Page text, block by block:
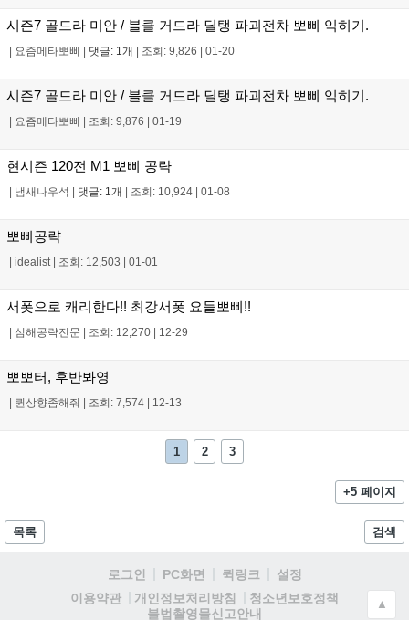
시즌7 골드라 미안 / 블클 거드라 딜탱 파괴전차 뽀삐 익히기.
요즘메타뽀삐 댓글: 1개 조회: 9,826 01-20
시즌7 골드라 미안 / 블클 거드라 딜탱 파괴전차 뽀삐 익히기.
요즘메타뽀삐 조회: 9,876 01-19
현시즌 120전 M1 뽀삐 공략
냄새나우석 댓글: 1개 조회: 10,924 01-08
뽀삐공략
idealist| 조회: 12,503 01-01
서폿으로 캐리한다!! 최강서폿 요들뽀삐!!
심해공략전문 조회: 12,270 12-29
뽀뽀터, 후반봐영
퀸상향좀해줘 조회: 7,574 12-13
1 2 3
+5 페이지
목록 검색
로그인 PC화면 퀵링크
설정
이용약관
개인정보처리방침
청소년보호정책
불법촬영물신고안내
▲